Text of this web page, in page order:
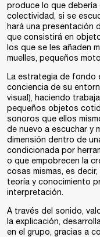
produce lo que debería
colectividad, si se
hará una presentación
que consistirá en
los que se les añaden
muelles, pequeños
La estrategia de fondo
conciencia de su
visual), haciendo
pequeños objetos
sonoros que ellos
de nuevo a escuchar y
dimensión dentro de
condicionada por
o que empobrecen la
cosas mismas, es
teoría y conocimiento
interpretación.
A través del sonido,
la explicación,
en el grupo, gracias a